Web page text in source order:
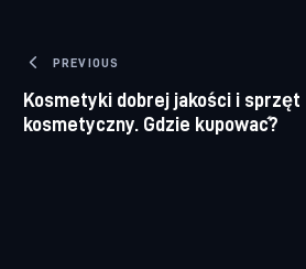
Nawigacja wpisu
PREVIOUS
Kosmetyki dobrej jakości i sprzęt
kosmetyczny. Gdzie kupować?